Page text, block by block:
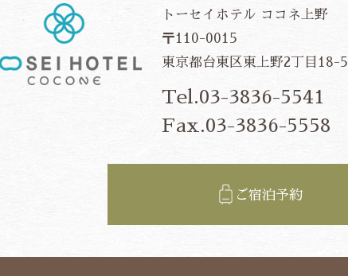
トーセイホテル ココネ上野
〒110-0015
東京都台東区東上野2丁目18-5
Tel.03-3836-5541
Fax.03-3836-5558
ご宿泊予約